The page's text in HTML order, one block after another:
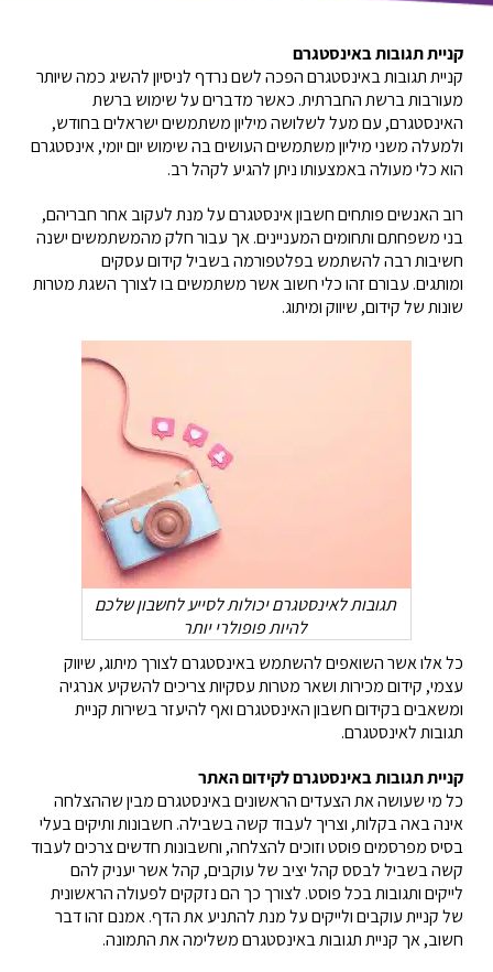
קניית תגובות באינסטגרם
קניית תגובות באינסטגרם הפכה לשם נרדף לניסיון להשיג כמה שיותר
מעורבות ברשת החברתית. כאשר מדברים על שימוש ברשת
האינסטגרם, עם מעל לשלושה מיליון משתמשים ישראלים בחודש,
ולמעלה משני מיליון משתמשים העושים בה שימוש יום יומי, אינסטגרם
הוא כלי מעולה באמצעותו ניתן להגיע לקהל רב.
רוב האנשים פותחים חשבון אינסטגרם על מנת לעקוב אחר חבריהם,
בני משפחתם ותחומים המעניינים. אך עבור חלק מהמשתמשים ישנה
חשיבות רבה להשתמש בפלטפורמה בשביל קידום עסקים
ומותגים. עבורם זהו כלי חשוב אשר משתמשים בו לצורך השגת מטרות
שונות של קידום, שיווק ומיתוג.
תגובות לאינסטגרם יכולות לסייע לחשבון שלכם
להיות פופולרי יותר
כל אלו אשר השואפים להשתמש באינסטגרם לצורך מיתוג, שיווק
עצמי, קידום מכירות ושאר מטרות עסקיות צריכים להשקיע אנרגיה
ומשאבים בקידום חשבון האינסטגרם ואף להיעזר בשירות קניית
תגובות לאינסטגרם.
קניית תגובות באינסטגרם לקידום האתר
כל מי שעושה את הצעדים הראשונים באינסטגרם מבין שההצלחה
אינה באה בקלות, וצריך לעבוד קשה בשבילה. חשבונות ותיקים בעלי
בסיס מפרסמים פוסט וזוכים להצלחה, וחשבונות חדשים צרכים לעבוד
קשה בשביל לבסס קהל יציב של עוקבים, קהל אשר יעניק להם
לייקים ותגובות בכל פוסט. לצורך כך הם נזקקים לפעולה הראשונית
של קניית עוקבים ולייקים על מנת להתניע את הדף. אמנם זהו דבר
חשוב, אך קניית תגובות באינסטגרם משלימה את התמונה.